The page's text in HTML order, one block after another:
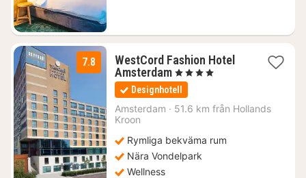
7.8
WestCord Fashion Hotel
Amsterdam1
natt
från
1347
, 4 Stjärnor
Designhotell
Amsterdam · 51.6 km från Hollands
Kroon
Rymliga bekväma rum
Nära Vondelpark
Wellness